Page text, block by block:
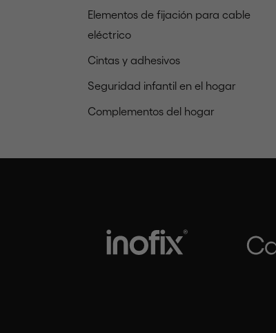
Elementos de fijación para cable
eléctrico
Cintas y adhesivos
Seguridad infantil en el hogar
Complementos del hogar